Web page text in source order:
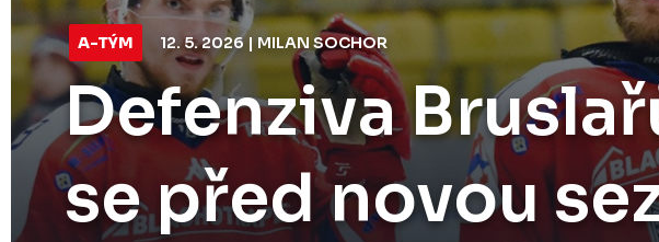
A-TÝM 12. 5. 2026 | MILAN SOCHOR
Defenziva
se před novou